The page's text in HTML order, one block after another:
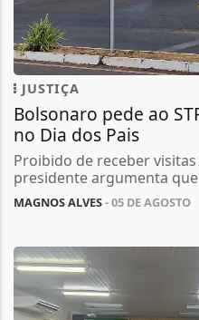
JUSTIÇA
Bolsonaro pede ao
no Dia dos Pais
Proibido de receber
presidente argumenta
MAGNOS ALVES- 05 DE AGOSTO